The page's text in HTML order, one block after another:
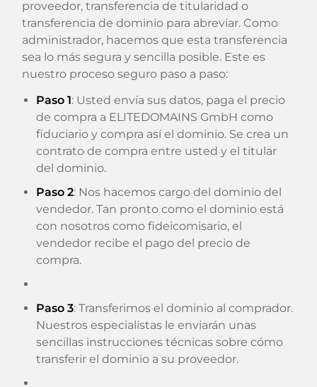
proveedor, transferencia de titularidad o
transferencia de dominio para abreviar. Como
administrador, hacemos que esta transferencia
sea lo más segura y sencilla posible. Este es
nuestro proceso seguro paso a paso:
Paso 1: Usted envía sus datos, paga el precio
de compra a ELITEDOMAINS GmbH como
fiduciario y compra así el dominio. Se crea un
contrato de compra entre usted y el titular
del dominio.
Paso 2: Nos hacemos cargo del dominio del
vendedor. Tan pronto como el dominio está
con nosotros como fideicomisario, el
vendedor recibe el pago del precio de
compra.
Paso 3: Transferimos el dominio al comprador.
Nuestros especialistas le enviarán unas
sencillas instrucciones técnicas sobre cómo
transferir el dominio a su proveedor.